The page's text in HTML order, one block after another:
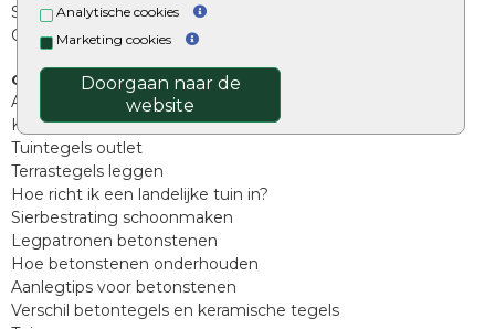
Analytische cookies
Marketing cookies
Doorgaan naar de
website
Split, grind en zand
Oprit tegels
Overig
Aanbiedingen
Kunstgras
Tuintegels outlet
Terrastegels leggen
Hoe richt ik een landelijke tuin in?
Sierbestrating schoonmaken
Legpatronen betonstenen
Hoe betonstenen onderhouden
Aanlegtips voor betonstenen
Verschil betontegels en keramische tegels